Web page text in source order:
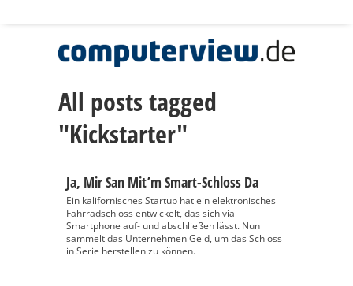
All posts tagged
"Kickstarter"
Ja, Mir San Mit’m Smart-Schloss Da
Ein kalifornisches Startup hat ein elektronisches
Fahrradschloss entwickelt, das sich via
Smartphone auf- und abschließen lässt. Nun
sammelt das Unternehmen Geld, um das Schloss
in Serie herstellen zu können.